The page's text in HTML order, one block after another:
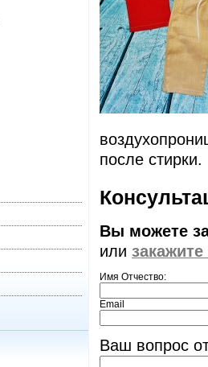
после стирки.
Вы можете
или
Имя Отчество:
Email
Ваш вопрос